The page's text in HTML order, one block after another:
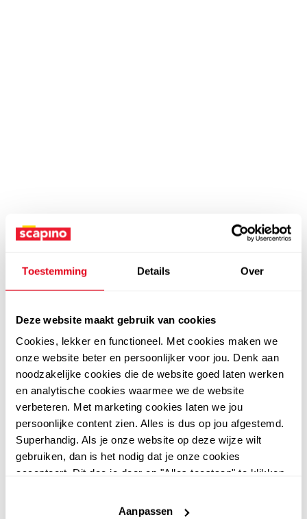
Toestemming Details Over
Deze website maakt gebruik van cookies
Cookies, lekker en functioneel. Met cookies maken we
onze website beter en persoonlijker voor jou. Denk aan
noodzakelijke cookies die de website goed laten werken
en analytische cookies waarmee we de website
verbeteren. Met marketing cookies laten we jou
persoonlijke content zien. Alles is dus op jou afgestemd.
Superhandig. Als je onze website op deze wijze wilt
gebruiken, dan is het nodig dat je onze cookies
accepteert. Dit doe je door op "Alles toestaan" te klikken.
website niet optimaal functioneert.
Aanpassen